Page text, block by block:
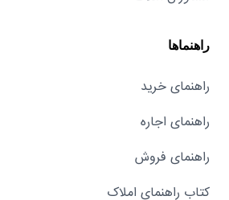
راهنماها
راهنمای خرید
راهنمای اجاره
راهنمای فروش
کتاب راهنمای املاک